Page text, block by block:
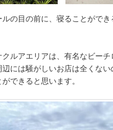
の目の前に、寝ることがで
クルアエリアは、有名なビー
には騒がしいお店は全くな
できると思います。